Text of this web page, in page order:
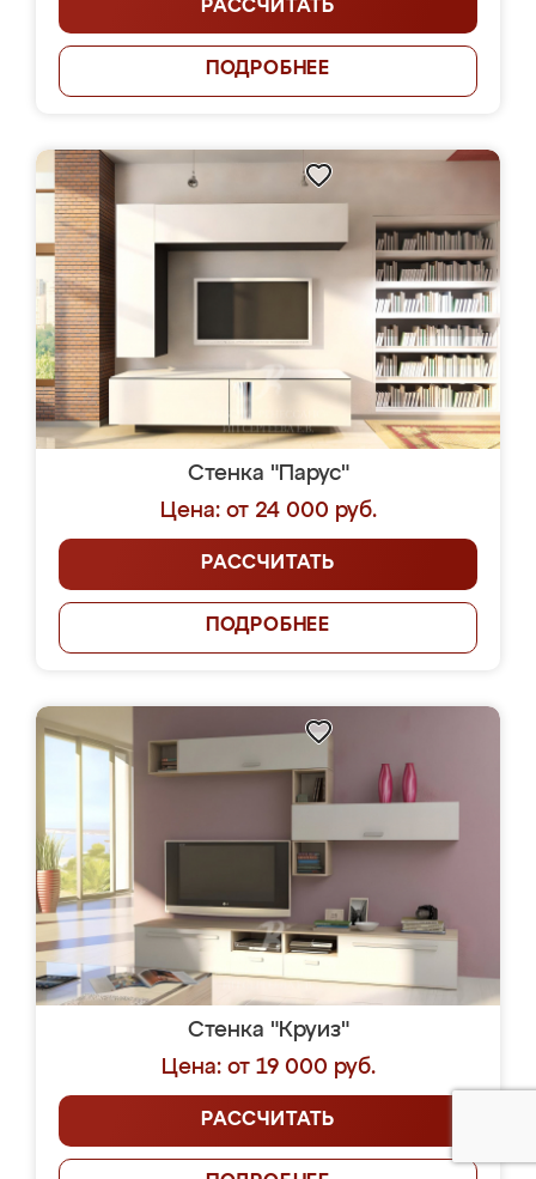
РАССЧИТАТЬ
ПОДРОБНЕЕ
Стенка "Парус"
Цена: от 24 000 руб.
РАССЧИТАТЬ
ПОДРОБНЕЕ
Стенка "Круиз"
Цена: от 19 000 руб.
РАССЧИТАТЬ